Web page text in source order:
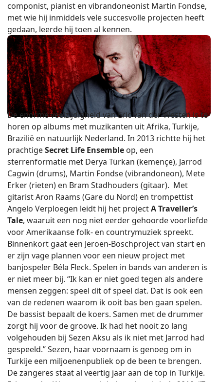
componist, pianist en vibrandoneonist Martin Fondse,
met wie hij inmiddels vele succesvolle projecten heeft
gedaan, leerde hij toen al kennen.
De enorme veelzijdigheid van Eric van der Westen is te
horen op albums met muzikanten uit Afrika, Turkije,
Brazilië en natuurlijk Nederland. In 2013 richtte hij het
prachtigeSecret Life Ensemble op, een
sterrenformatie met Derya Türkan (kemençe), Jarrod
Cagwin (drums), Martin Fondse (vibrandoneon), Mete
Erker (rieten) en Bram Stadhouders (gitaar). Met
gitarist Aron Raams (Gare du Nord) en trompettist
Angelo Verploegen leidt hij het projectA Traveller’s
Tale, waaruit een nog niet eerder gehoorde voorliefde
voor Amerikaanse folk- en countrymuziek spreekt.
Binnenkort gaat een Jeroen-Boschproject van start en
er zijn vage plannen voor een nieuw project met
banjospeler Béla Fleck. Spelen in bands van anderen is
er niet meer bij. “Ik kan er niet goed tegen als andere
mensen zeggen: speel dit of speel dat. Dat is ook een
van de redenen waarom ik ooit bas ben gaan spelen.
De bassist bepaalt de koers. Samen met de drummer
zorgt hij voor de groove. Ik had het nooit zo lang
volgehouden bij Sezen Aksu als ik niet met Jarrod had
gespeeld.” Sezen, haar voornaam is genoeg om in
Turkije een miljoenenpubliek op de been te brengen.
De zangeres staat al veertig jaar aan de top in Turkije.